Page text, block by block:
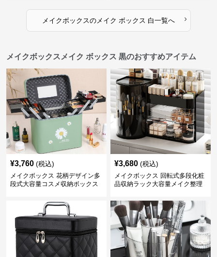
メイクボックスのメイク ボックス 白一覧へ ›
メイクボックスメイク ボックス 黒のおすすめアイテム
¥3,760 (税込)
メイクボックス 花柄デザイン多
段式大容量コスメ収納ボックス
¥3,680 (税込)
メイクボックス 回転式多段化粧
品収納ラック大容量メイク整理